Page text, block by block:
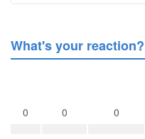
What's your reaction?
0 0 0